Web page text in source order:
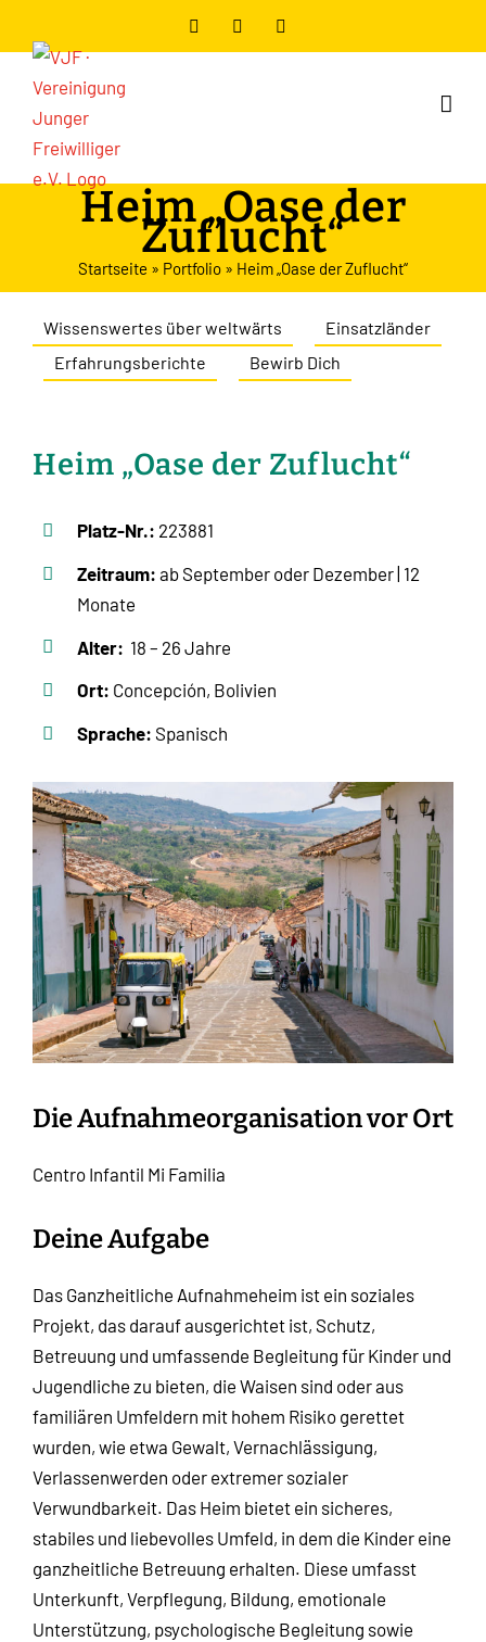
Inhalt
FacebookInstagram
Heim „Oase der
Zuflucht“
Startseite » Portfolio » Heim „Oase der Zuflucht“
Wissenswertes über weltwärts
Einsatzländer
Erfahrungsberichte
Bewirb Dich
Heim „Oase der Zuflucht“
Platz-Nr.: 223881
Zeitraum: ab September oder Dezember | 12
Monate
Alter: 18 – 26 Jahre
Ort: Concepción, Bolivien
Sprache: Spanisch
Die Aufnahmeorganisation vor Ort
Centro Infantil Mi Familia
Deine Aufgabe
Das Ganzheitliche Aufnahmeheim ist ein soziales
Projekt, das darauf ausgerichtet ist, Schutz,
Betreuung und umfassende Begleitung für Kinder und
Jugendliche zu bieten, die Waisen sind oder aus
familiären Umfeldern mit hohem Risiko gerettet
wurden, wie etwa Gewalt, Vernachlässigung,
Verlassenwerden oder extremer sozialer
Verwundbarkeit. Das Heim bietet ein sicheres,
stabiles und liebevolles Umfeld, in dem die Kinder eine
ganzheitliche Betreuung erhalten. Diese umfasst
Unterkunft, Verpflegung, Bildung, emotionale
Unterstützung, psychologische Begleitung sowie